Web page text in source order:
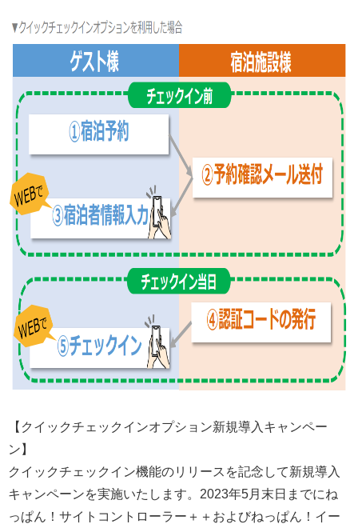
【クイックチェックインオプション新規導入キャンペー
ン】
クイックチェックイン機能のリリースを記念して新規導入
キャンペーンを実施いたします。2023年5月末日までにね
っぱん！サイトコントローラー＋＋およびねっぱん！イー